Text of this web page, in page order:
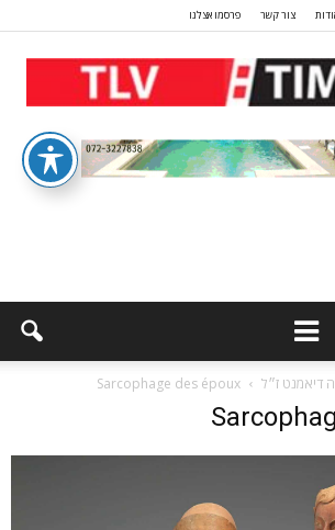
צור קשר פרסמו אצלנו
דיאמנט ז״ל Sarcophage des époux